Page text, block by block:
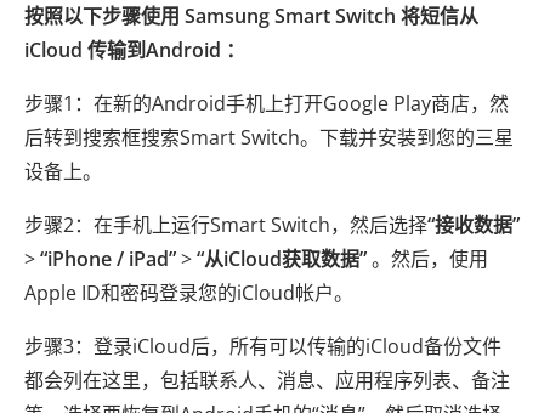
按照以下步骤使用 Samsung Smart Switch 将短信从
iCloud 传输到Android ：
步骤1：在新的Android手机上打开Goog​​le Play商店，然
后转到搜索框搜索Smart Switch。下载并安装到您的三星
设备上。
步骤2：在手机上运行Smart Switch，然后选择“接收数据”
>“iPhone / iPad”>“从iCloud获取数据”。然后，使用
Apple ID和密码登录您的iCloud帐户。
步骤3：登录iCloud后，所有可以传输的iCloud备份文件
都会列在这里，包括联系人、消息、应用程序列表、备注